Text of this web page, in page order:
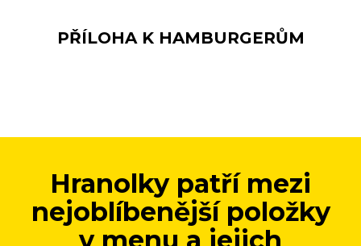
PŘÍLOHA K HAMBURGERŮM
Hranolky patří mezi
nejoblíbenější položky